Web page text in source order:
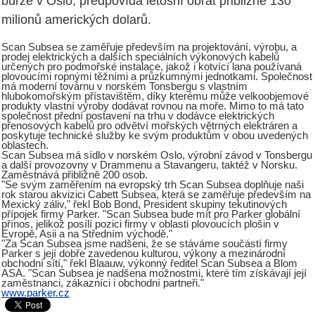
milionů amerických dolarů.
Scan Subsea se zaměřuje především na projektování, výrobu, a
prodej elektrických a dalších speciálních výkonových kabelů
určených pro podmořské instalace, jakož i kotvící lana používaná
plovoucími ropnými těžními a průzkumnými jednotkami. Společnost
má moderní továrnu v norském Tonsbergu s vlastním
hlubokomořským přístavištěm, díky kterému může velkoobjemové
produkty vlastní výroby dodávat rovnou na moře. Mimo to má tato
společnost přední postavení na trhu v dodávce elektrických
přenosových kabelů pro odvětví mořských větrných elektráren a
poskytuje technické služby ke svým produktům v obou uvedených
oblastech.
Scan Subsea má sídlo v norském Oslo, výrobní závod v Tonsbergu
a další provozovny v Drammenu a Stavangeru, taktéž v Norsku.
Zaměstnává přibližně 200 osob.
"Se svým zaměřením na evropský trh Scan Subsea doplňuje naši
rok starou akvizici Cabett Subsea, která se zaměřuje především na
Mexický záliv," řekl Bob Bond, President skupiny tekutinových
přípojek firmy Parker. "Scan Subsea bude mít pro Parker globální
přínos, jelikož posílí pozici firmy v oblasti plovoucích plošin v
Evropě, Asii a na Středním východě."
"Za Scan Subsea jsme nadšeni, že se stáváme součástí firmy
Parker s její dobře zavedenou kulturou, výkony a mezinárodní
obchodní sítí," řekl Blaauw, výkonný ředitel Scan Subsea a Blom
ASA. "Scan Subsea je nadšena možnostmi, které tím získávají její
zaměstnanci, zákazníci i obchodní partneři."
www.parker.cz